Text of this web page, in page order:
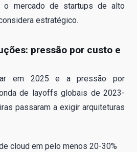
o mercado de startups de alto
estratégico.
pressão por custo e
em 2025 e a pressão por
de layoffs globais de 2023-
passaram a exigir arquiteturas
cloud em pelo menos 20-30%